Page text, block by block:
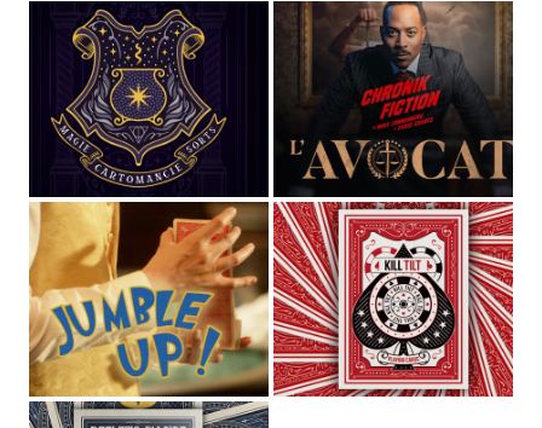
STUDIO MAGO
Directeur Artistiqueetgraphiste pluridisciplinaire
(spécialisé dans les cultures de l'imaginaire depuis plus de
10 ans), Voix offetcomédiende fictions sonores et séries
audio,
Musiciendans les groupes MAGOYOND&Le
Naheulband.